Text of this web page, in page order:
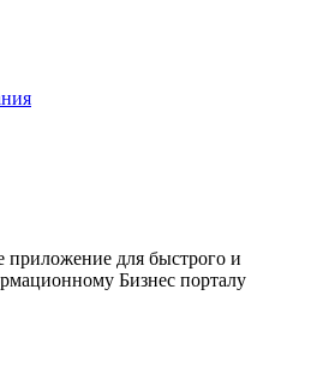
приложение для быстрого и
Бизнес порталу